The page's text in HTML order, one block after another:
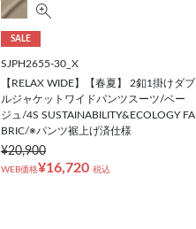
SALE
SJPH2655-30_X
【RELAX WIDE】【春夏】 2釦1掛けダブ
ルジャケットワイドパンツスーツ/ベー
ジュ/4S SUSTAINABILITY&ECOLOGY FA
BRIC/※パンツ裾上げ済仕様
¥20,900
WEB価格¥16,720 税込